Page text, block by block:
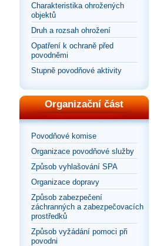
Charakteristika ohrožených
objektů
Druh a rozsah ohrožení
Opatření k ochraně před
povodněmi
Stupně povodňové aktivity
Organizační část
Povodňové komise
Organizace povodňové služby
Způsob vyhlašování SPA
Organizace dopravy
Způsob zabezpečení
záchranných a zabezpečovacích
prostředků
Způsob vyžádání pomoci při
povodni